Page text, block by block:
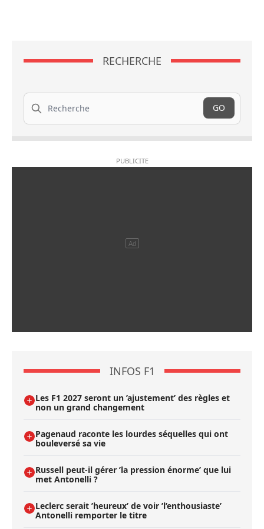
RECHERCHE
Recherche
GO
INFOS F1
Les F1 2027 seront un ’ajustement’ des règles et
non un grand changement
Pagenaud raconte les lourdes séquelles qui ont
bouleversé sa vie
Russell peut-il gérer ’la pression énorme’ que lui
met Antonelli ?
Leclerc serait ’heureux’ de voir ’l’enthousiaste’
Antonelli remporter le titre